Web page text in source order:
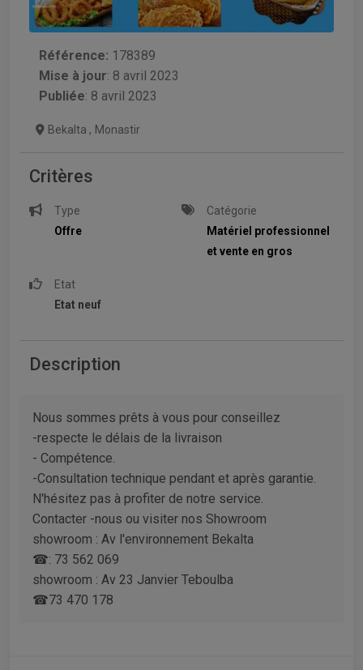
Référence: 178389
Mise à jour: 8 avril 2023
Publiée: 8 avril 2023
Bekalta , Monastir
Critères
Type
Offre
Catégorie
Matériel professionnel
et vente en gros
Etat
Etat neuf
Description
Nous sommes prêts à vous pour conseillez
-respecte le délais de la livraison
- Compétence.
-Consultation technique pendant et après garantie.
N'hésitez pas à profiter de notre service.
Contacter -nous ou visiter nos Showroom
showroom : Av l'environnement Bekalta
☎: 73 562 069
showroom : Av 23 Janvier Teboulba
☎73 470 178